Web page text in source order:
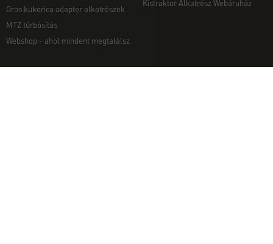
Oros kukorica adapter alkatrészek
MTZ túrbósítás
Webshop - ahol mindent megtalálsz
Kistraktor Alkatrész Webáruház